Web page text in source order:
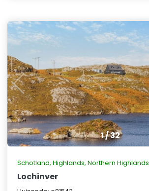
1/32
Schotland, Highlands, Northern Highlands
Lochinver